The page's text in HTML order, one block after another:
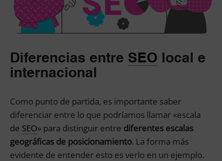
Diferencias entre SEO local e
internacional
Como punto de partida, es importante saber
diferenciar entre lo que podríamos llamar «escala
de SEO» para distinguir entre diferentes escalas
geográficas de posicionamiento. La forma más
evidente de entender esto es verlo en un ejemplo.